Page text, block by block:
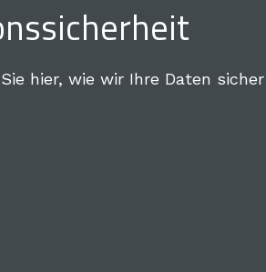
hier, wie wir Ihre Daten sicher